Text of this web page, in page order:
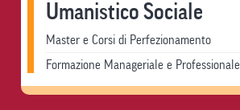
Umanistico Sociale
Master e Corsi di Perfezionamento
Formazione Manageriale e Professionale